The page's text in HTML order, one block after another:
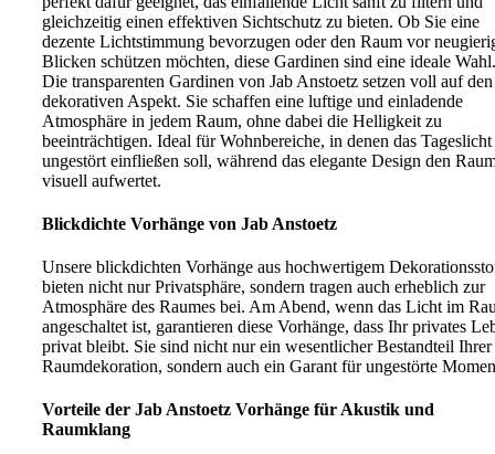
gleichzeitig einen effektiven Sichtschutz zu bieten. Ob Sie eine
dezente Lichtstimmung bevorzugen oder den Raum vor
Blicken schützen möchten, diese Gardinen sind eine ideale Wahl.
Die transparenten Gardinen von Jab Anstoetz setzen voll auf den
dekorativen Aspekt. Sie schaffen eine luftige und einladende
Atmosphäre in jedem Raum, ohne dabei die Helligkeit zu
beeinträchtigen. Ideal für Wohnbereiche, in denen das Tageslicht
ungestört einfließen soll, während das elegante Design den
visuell aufwertet.
Blickdichte Vorhänge von Jab Anstoetz
Unsere blickdichten Vorhänge aus hochwertigem
bieten nicht nur Privatsphäre, sondern tragen auch erheblich zur
Atmosphäre des Raumes bei. Am Abend, wenn das Licht im
angeschaltet ist, garantieren diese Vorhänge, dass Ihr privates
privat bleibt. Sie sind nicht nur ein wesentlicher Bestandteil Ihrer
Raumdekoration, sondern auch ein Garant für ungestörte
Vorteile der Jab Anstoetz Vorhänge für Akustik und
Raumklang